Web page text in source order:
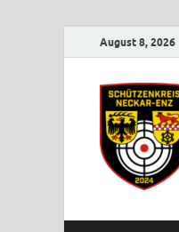
August 8, 2026